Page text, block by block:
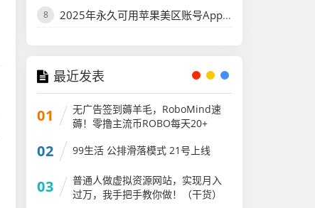
8 萌动日记，玩法简单，卷轴模式加速释放卷，每天7个广告。
最近发表
01
无广告签到薅羊毛，RoboMind速
薅！零撸主流币ROBO每天20+
02 99生活 公排滑落模式 21号上线
03
普通人做虚拟资源网站，实现月入
过万，我手把手教你做！（干货）